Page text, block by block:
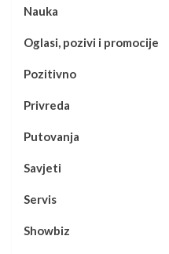
Nauka
Oglasi, pozivi i promocije
Pozitivno
Privreda
Putovanja
Savjeti
Servis
Showbiz